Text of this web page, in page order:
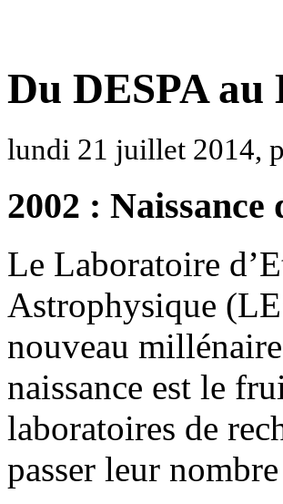
Du DESPA
lundi 21 juillet 2014,
2002 :
Le Laboratoire
Astrophysique
nouveau
naissance est le
laboratoires de
passer leur